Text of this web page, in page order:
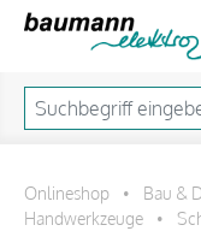
Onlineshop • Bau &
Handwerkzeuge
•